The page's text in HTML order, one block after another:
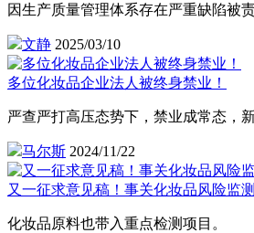
因生产质量管理体系存在严重缺陷被
文静 2025/03/10
多位化妆品企业法人被终身禁业！
严查严打高压态势下，禁业成常态，
马尔斯 2024/11/22
又一征求意见稿！事关化妆品风险监测
化妆品原料也带入重点检测项目。